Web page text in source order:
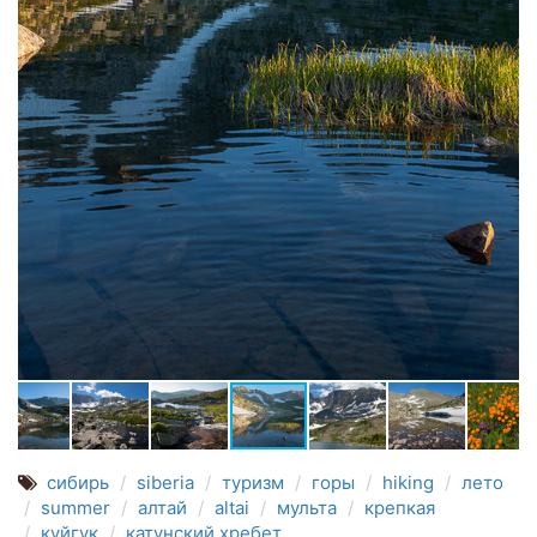
сибирь siberia туризм горы hiking
лето
summer
алтай altai мульта
крепкая